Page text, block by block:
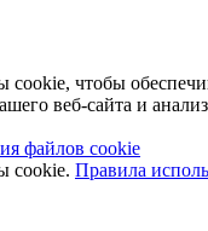
чтобы
веб-сайта и
файлов cookie
cookie. Правила